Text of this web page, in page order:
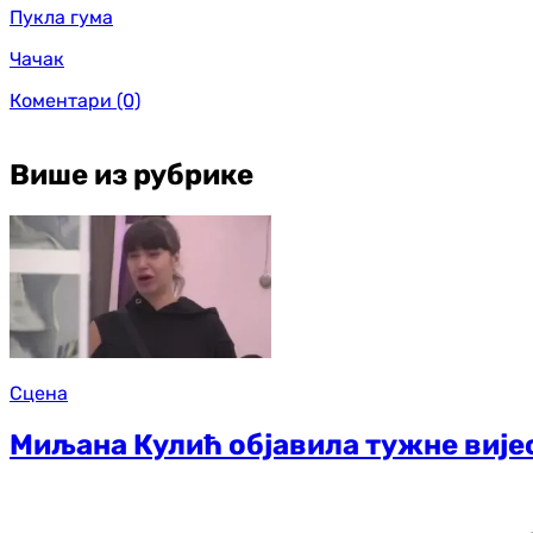
Пукла гума
Чачак
Коментари (0)
Више из рубрике
Сцена
Миљана Кулић објавила тужне